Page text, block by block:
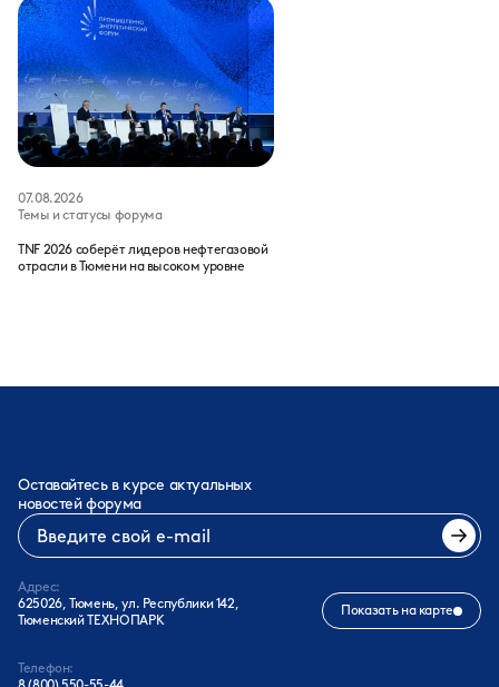
07.08.2026
Темы и статусы форума
TNF 2026 соберёт лидеров нефтегазовой
отрасли в Тюмени на высоком уровне
Оставайтесь в курсе актуальных
новостей форума
Адрес:
625026, Тюмень, ул. Республики 142,
Тюменский ТЕХНОПАРК
Показать на карте
Телефон: